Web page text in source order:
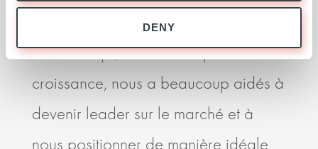
DENY
Nous apprécions le soutien unique
d'Ardian qui, sur notre trajectoire de
croissance, nous a beaucoup aidés à
devenir leader sur le marché et à
nous positionner de manière idéale
et